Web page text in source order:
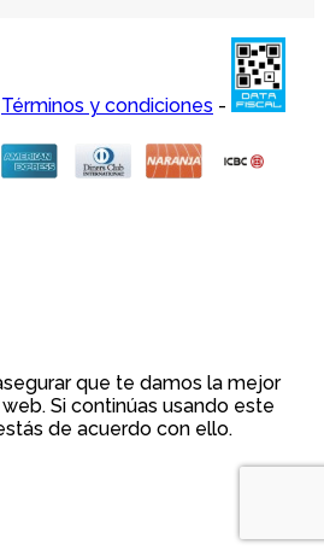
Términos y condiciones -
que te damos la mejor
Si continúas usando este
de acuerdo con ello.